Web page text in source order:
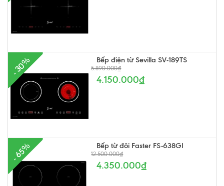
- 30% Bếp điện từ Sevilla SV-189TS
5.890.000₫
4.150.000₫
- 65% Bếp từ đôi Faster FS-638GI
12.500.000₫
4.350.000₫